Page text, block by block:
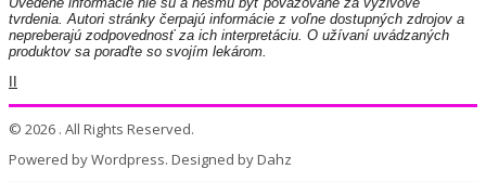
tvrdenia. Autori stránky čerpajú informácie z voľne dostupných zdrojov a
nepreberajú zodpovednosť za ich interpretáciu. O užívaní uvádzaných
produktov sa poraďte so svojím lekárom.
© 2026 . All Rights Reserved.
Powered by Wordpress. Designed by Dahz